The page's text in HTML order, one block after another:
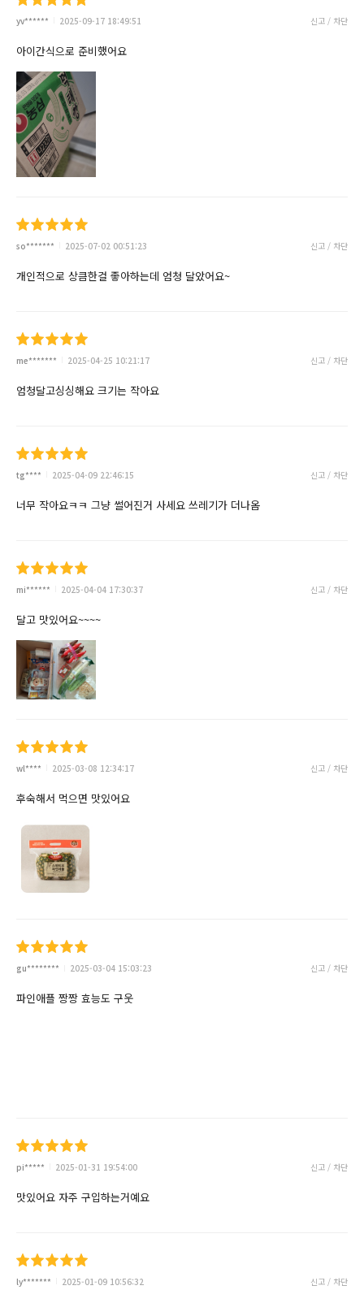
yv****** 2025-09-17 18:49:51 신고 / 차단
아이간식으로 준비했어요
so******* 2025-07-02 00:51:23 신고 / 차단
개인적으로 상큼한걸 좋아하는데 엄청 달았어요~
me******* 2025-04-25 10:21:17 신고 / 차단
엄청달고싱싱해요 크기는 작아요
tg**** 2025-04-09 22:46:15 신고 / 차단
너무 작아요ㅋㅋ 그냥 썰어진거 사세요 쓰레기가 더나옴
mi****** 2025-04-04 17:30:37 신고 / 차단
달고 맛있어요~~~~
wl**** 2025-03-08 12:34:17 신고 / 차단
후숙해서 먹으면 맛있어요
gu******** 2025-03-04 15:03:23 신고 / 차단
파인애플 짱짱 효능도 구웃
pi***** 2025-01-31 19:54:00 신고 / 차단
맛있어요 자주 구입하는거예요
ly******* 2025-01-09 10:56:32 신고 / 차단